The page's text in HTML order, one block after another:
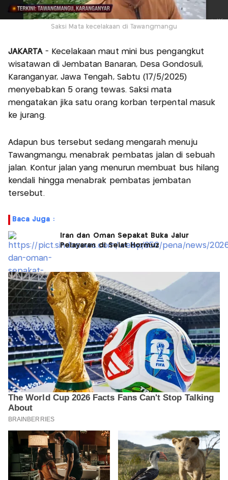
Saksi Mata kecelakaan di Tawangmangu
JAKARTA- Kecelakaan maut mini bus pengangkut
wisatawan di Jembatan Banaran, Desa Gondosuli,
Karanganyar, Jawa Tengah, Sabtu (17/5/2025)
menyebabkan 5 orang tewas. Saksi mata
mengatakan jika satu orang korban terpental masuk
ke jurang.
Adapun bus tersebut sedang mengarah menuju
Tawangmangu, menabrak pembatas jalan di sebuah
jalan. Kontur jalan yang menurun membuat bus hilang
kendali hingga menabrak pembatas jembatan
tersebut.
Baca Juga :
Iran dan Oman Sepakat Buka Jalur
Pelayaran di Selat Hormuz